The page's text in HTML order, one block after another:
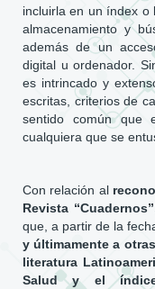
incluirla en un índex o
almacenamiento y
además de un
digital u ordenador.
es intrincado y
escritas, criterios de
sentido común que
cualquiera que se
Con relación al
Revista
que, a partir de la
y últimamente a
literatura
Salud y el